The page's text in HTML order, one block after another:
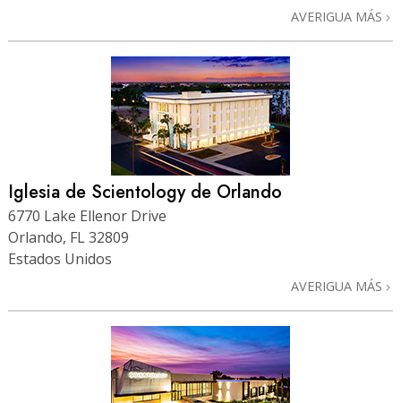
AVERIGUA MÁS
Iglesia de Scientology de Orlando
6770 Lake Ellenor Drive
Orlando, FL 32809
Estados Unidos
AVERIGUA MÁS